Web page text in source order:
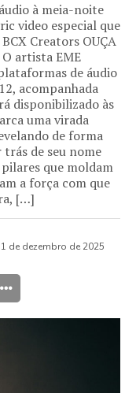
à meia-noite
video especial que
Creators OUÇA
artista EME
de áudio
acompanhada
disponibilizado às
uma virada
de forma
de seu nome
que moldam
a força com que
[…]
de dezembro de 2025